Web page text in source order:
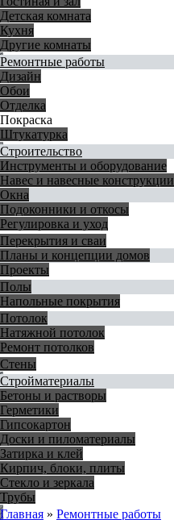
Детская комната
Кухня
Другие комнаты
Ремонтные работы
Дизайн
Обои
Отделка
Покраска
Штукатурка
Строительство
Инструменты и оборудование
Навес и навесные конструкции
Окна
Подоконники и откосы
Регулировка и уход
Перекрытия и сваи
Планы и концепции домов
Проекты
Полы
Напольные покрытия
Потолок
Натяжной потолок
Ремонт потолков
Стены
Стройматериалы
Бетоны и растворы
Герметики
Гипсокартон
Доски и пиломатериалы
Затирка и клей
Кирпич, блоки, плиты
Стекло и зеркала
Трубы
Главная » Ремонтные работы